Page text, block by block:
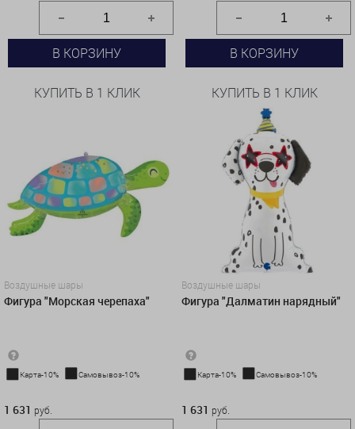
В КОРЗИНУ
КУПИТЬ В 1 КЛИК
В КОРЗИНУ
КУПИТЬ В 1 КЛИК
Воздушные шары
Фигура "Морская черепаха"
Карта-10% Самовывоз-10%
1 631 руб.
Воздушные шары
Фигура "Далматин нарядный"
Карта-10% Самовывоз-10%
1 631 руб.